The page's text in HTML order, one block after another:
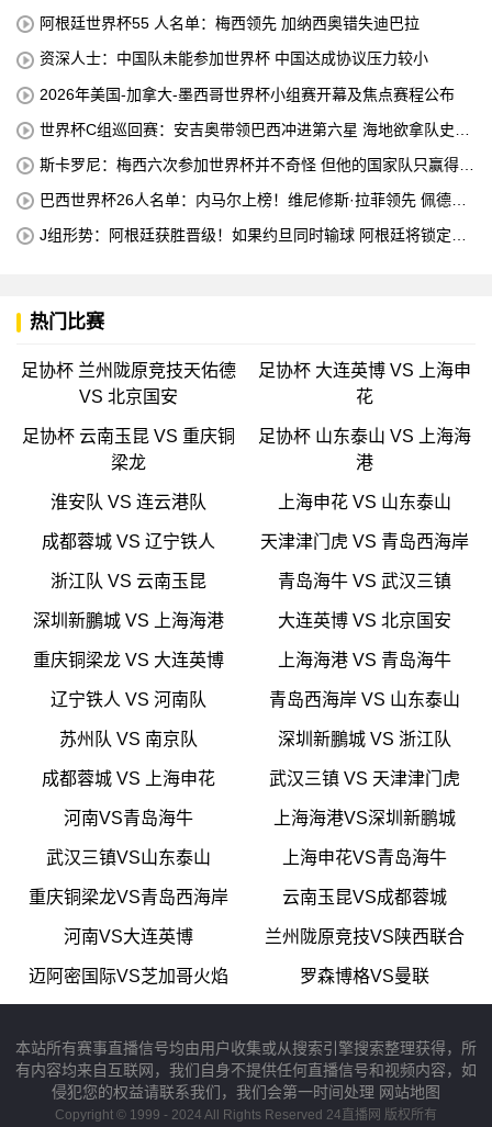
阿根廷世界杯55 人名单：梅西领先 加纳西奥错失迪巴拉
资深人士：中国队未能参加世界杯 中国达成协议压力较小
2026年美国-加拿大-墨西哥世界杯小组赛开幕及焦点赛程公布
世界杯C组巡回赛：安吉奥带领巴西冲进第六星 海地欲拿队史首
斯卡罗尼：梅西六次参加世界杯并不奇怪 但他的国家队只赢得了
巴西世界杯26人名单：内马尔上榜！维尼修斯·拉菲领先 佩德罗
J组形势：阿根廷获胜晋级！如果约旦同时输球 阿根廷将锁定榜
热门比赛
足协杯 兰州陇原竞技天佑德
VS 北京国安
足协杯 大连英博 VS 上海申
花
足协杯 云南玉昆 VS 重庆铜
梁龙
足协杯 山东泰山 VS 上海海
港
淮安队 VS 连云港队 上海申花 VS 山东泰山
成都蓉城 VS 辽宁铁人 天津津门虎 VS 青岛西海岸
浙江队 VS 云南玉昆 青岛海牛 VS 武汉三镇
深圳新鵬城 VS 上海海港 大连英博 VS 北京国安
重庆铜梁龙 VS 大连英博 上海海港 VS 青岛海牛
辽宁铁人 VS 河南队 青岛西海岸 VS 山东泰山
苏州队 VS 南京队 深圳新鵬城 VS 浙江队
成都蓉城 VS 上海申花 武汉三镇 VS 天津津门虎
河南VS青岛海牛 上海海港VS深圳新鹏城
武汉三镇VS山东泰山 上海申花VS青岛海牛
重庆铜梁龙VS青岛西海岸 云南玉昆VS成都蓉城
河南VS大连英博 兰州陇原竞技VS陕西联合
迈阿密国际VS芝加哥火焰 罗森博格VS曼联
本站所有赛事直播信号均由用户收集或从搜索引擎搜索整理获得，所
有内容均来自互联网，我们自身不提供任何直播信号和视频内容，如
侵犯您的权益请联系我们，我们会第一时间处理 网站地图
Copyright © 1999 - 2024 All Rights Reserved 24直播网 版权所有